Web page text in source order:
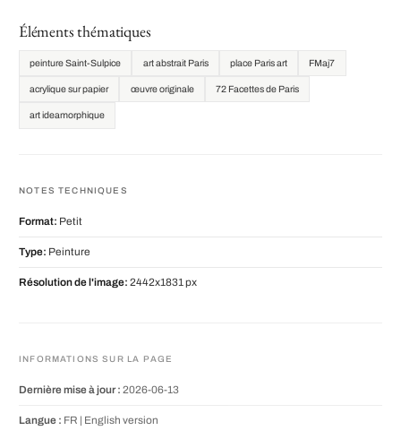
Éléments thématiques
peinture Saint-Sulpice art abstrait Paris place Paris art FMaj7
acrylique sur papier œuvre originale 72 Facettes de Paris
art ideamorphique
NOTES TECHNIQUES
Format: Petit
Type: Peinture
Résolution de l'image: 2442x1831 px
INFORMATIONS SUR LA PAGE
Dernière mise à jour : 2026-06-13
Langue : FR | English version